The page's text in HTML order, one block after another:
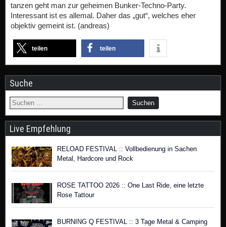
tanzen geht man zur geheimen Bunker-Techno-Party.
Interessant ist es allemal. Daher das „gut“, welches eher
objektiv gemeint ist. (andreas)
teilen teilen
Suche
Live Empfehlung
RELOAD FESTIVAL :: Vollbedienung in Sachen
Metal, Hardcore und Rock
ROSE TATTOO 2026 :: One Last Ride, eine letzte
Rose Tattour
BURNING Q FESTIVAL :: 3 Tage Metal & Camping